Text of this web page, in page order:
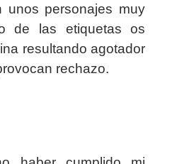
unos personajes muy
de las etiquetas os
resultando agotador
rechazo.